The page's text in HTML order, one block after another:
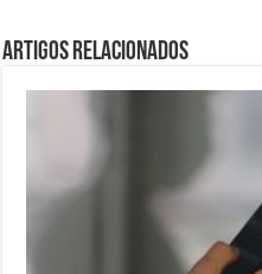
Artigos Relacionados